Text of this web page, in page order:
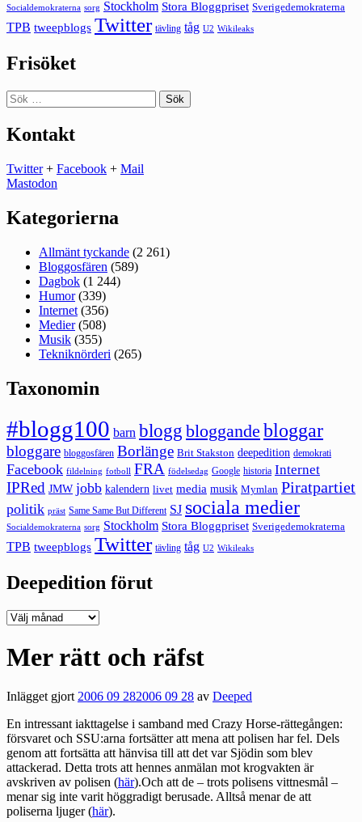
Socialdemokraterna sorg Stockholm Stora Bloggpriset Sverigedemokraterna
TPB tweepblogs Twitter tävling tåg U2 Wikileaks
Frisöket
Sök
efter:
Kontakt
Twitter+ Facebook + Mail
Mastodon
Kategorierna
Allmänt tyckande (2 261)
Bloggosfären (589)
Dagbok (1 244)
Humor(339)
Internet (356)
Medier(508)
Musik (355)
Tekniknörderi (265)
Taxonomin
#blogg100 barn blogg bloggande bloggar
bloggare bloggosfären Borlänge Brit Stakston deepedition demokrati
Facebook fildelning fotboll FRA födelsedag Google historia Internet
IPRed JMW jobb kalendern livet media musik Mymlan Piratpartiet
politik präst Same Same But Different SJ sociala medier
Socialdemokraterna sorg Stockholm Stora Bloggpriset Sverigedemokraterna
TPB tweepblogs Twitter tävling tåg U2 Wikileaks
Deepedition förut
Deepedition
Mer rätt och räfst
Inlägget gjort2006 09 282006 09 28 av Deeped
En intressant iakttagelse i samband med Crazy Horse-rättegången:
försvaret och SSU:arna fortsätter att mena att polisen har fel. Dels
genom att fortsätta att hänvisa till att det var Sjödin som blev
attackerad. Detta trots att hennes anmälan mot krogvakten är
avskriven av polisen (här).Och att de – trots polisens vittnesmål –
menar sig inte varit höggradigt berusade. Alltså menar de att
poliserna ljuger (här).